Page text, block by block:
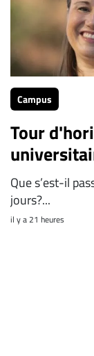
Campus
Tour
Que s’est-il
jours?...
il y a 21 heures